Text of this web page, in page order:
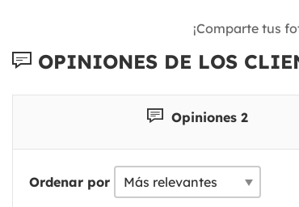
¡Comparte tus
OPINIONES DE LOS
Opiniones 2
Ordenar por